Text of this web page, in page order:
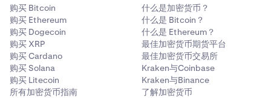
购买 Bitcoin
购买 Ethereum
购买 Dogecoin
购买 XRP
购买 Cardano
购买 Solana
购买 Litecoin
所有加密货币指南
什么是加密货币？
什么是 Bitcoin？
什么是 Ethereum？
最佳加密货币期货平台
最佳加密货币交易所
Kraken与Coinbase
Kraken与Binance
了解加密货币